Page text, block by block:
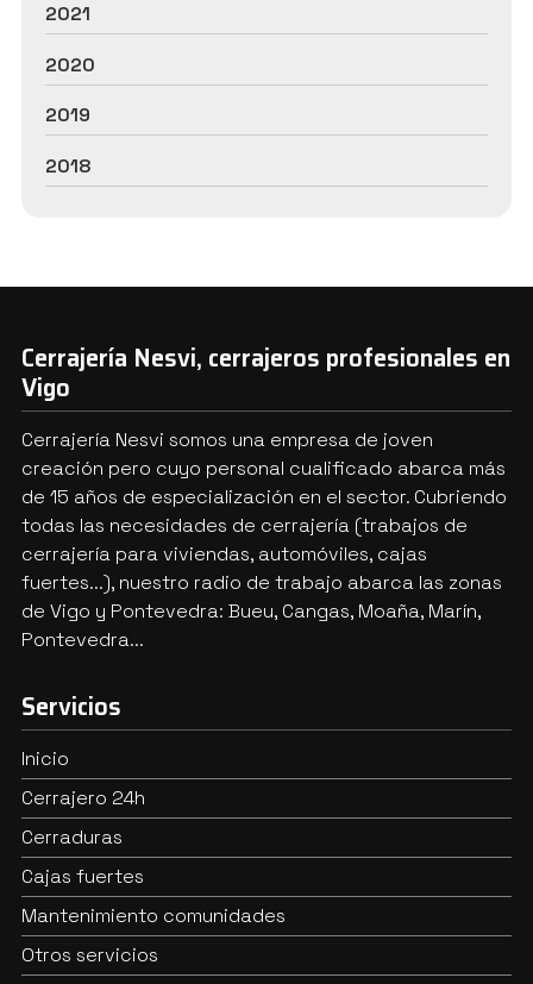
2021
2020
2019
2018
Cerrajería Nesvi, cerrajeros profesionales en
Vigo
Cerrajería Nesvi somos una empresa de joven
creación pero cuyo personal cualificado abarca más
de 15 años de especialización en el sector. Cubriendo
todas las necesidades de cerrajería (trabajos de
cerrajería para viviendas, automóviles, cajas
fuertes...), nuestro radio de trabajo abarca las zonas
de Vigo y Pontevedra: Bueu, Cangas, Moaña, Marín,
Pontevedra...
Servicios
Inicio
Cerrajero 24h
Cerraduras
Cajas fuertes
Mantenimiento comunidades
Otros servicios